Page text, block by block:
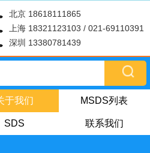
北京 18618111865
上海 18321123103 / 021-69110391
深圳 13380781439
于我们 MSDS列表
SDS 联系我们